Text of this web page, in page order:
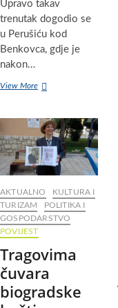
Upravo takav
trenutak dogodio se
u Perušiću kod
Benkovca, gdje je
nakon…
View MoreU
Benkovca
nakon
34
godine
posvećena
crkva
BDM
uz
slavlje
AKTUALNO
KULTURA I
TURIZAM
POLITIKA I
GOSPODARSTVO
POVIJEST
Tragovima
čuvara
biogradske